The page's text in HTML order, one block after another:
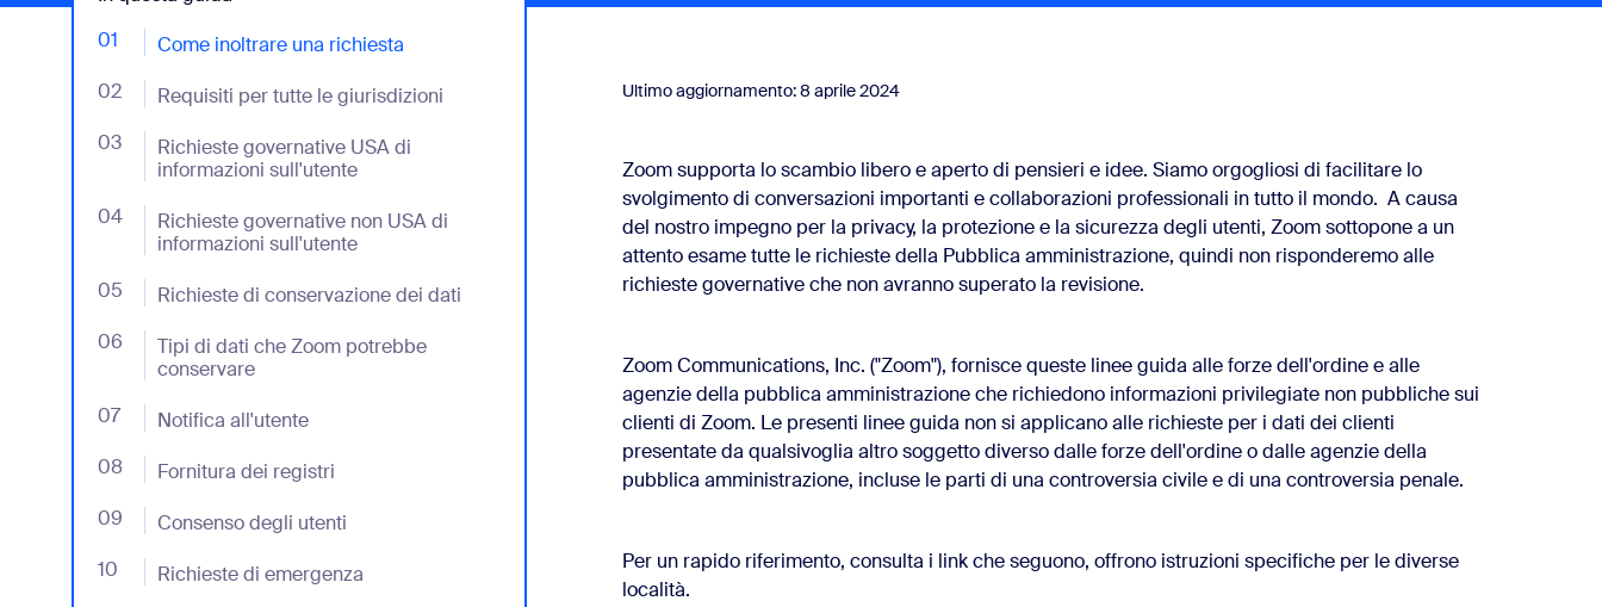
Installa sul desktop
Download center+1.888.799.9666/+1.888.303.1012
01
Come inoltrare una richiesta
- Jumplink to Come inoltrare una richiesta
02 Requisiti per tutte le giurisdizioni
- Jumplink to Requisiti per tutte le giurisdizioni
03
Richieste governative USA di
informazioni sull'utente
- Jumplink to Richieste governative USA di informazioni sull'utente
04
Richieste governative non USA di
informazioni sull'utente
- Jumplink to Richieste governative non USA di informazioni sull'utente
05 Richieste di conservazione dei dati
- Jumplink to Richieste di conservazione dei dati
06
Tipi di dati che Zoom potrebbe
conservare
- Jumplink to Tipi di dati che Zoom potrebbe conservare
07 Notifica all'utente
- Jumplink to Notifica all'utente
08 Fornitura dei registri
- Jumplink to Fornitura dei registri
09 Consenso degli utenti
- Jumplink to Consenso degli utenti
10 Richieste di emergenza
- Jumplink to Richieste di emergenza
Ultimo aggiornamento: 8 aprile 2024
Zoom supporta lo scambio libero e aperto di pensieri e idee. Siamo orgogliosi di facilitare lo
svolgimento di conversazioni importanti e collaborazioni professionali in tutto il mondo. A causa
del nostro impegno per la privacy, la protezione e la sicurezza degli utenti, Zoom sottopone a un
attento esame tutte le richieste della Pubblica amministrazione, quindi non risponderemo alle
richieste governative che non avranno superato la revisione.
Zoom Communications, Inc. ("Zoom"), fornisce queste linee guida alle forze dell'ordine e alle
agenzie della pubblica amministrazione che richiedono informazioni privilegiate non pubbliche sui
clienti di Zoom. Le presenti linee guida non si applicano alle richieste per i dati dei clienti
presentate da qualsivoglia altro soggetto diverso dalle forze dell'ordine o dalle agenzie della
pubblica amministrazione, incluse le parti di una controversia civile e di una controversia penale.
Per un rapido riferimento, consulta i link che seguono, offrono istruzioni specifiche per le diverse
località.